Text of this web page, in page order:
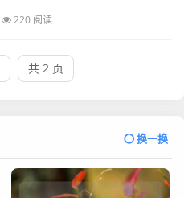
220 阅读
共 2 页
换一换